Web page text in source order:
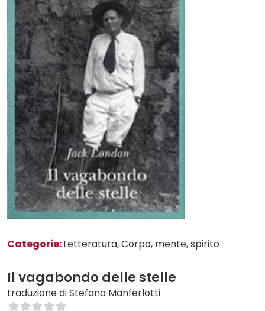
Categorie:Letteratura, Corpo, mente, spirito
Il vagabondo delle stelle
traduzione di Stefano Manferlotti